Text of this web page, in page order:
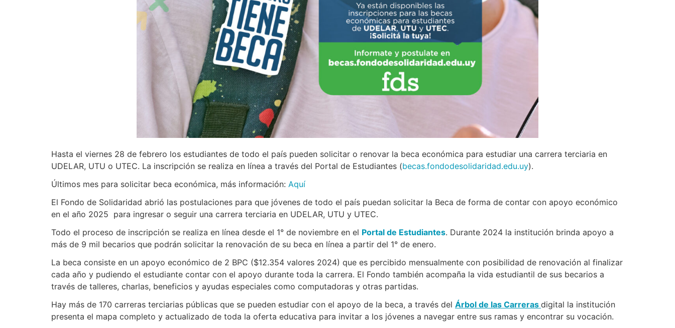
Hasta el viernes 28 de febrero los estudiantes de todo el país pueden solicitar o renovar la beca económica para estudiar una carrera terciaria en
UDELAR, UTU o UTEC. La inscripción se realiza en línea a través del Portal de Estudiantes (becas.fondodesolidaridad.edu.uy).
Últimos mes para solicitar beca económica, más información: Aquí
El Fondo de Solidaridad abrió las postulaciones para que jóvenes de todo el país puedan solicitar la Beca de forma de contar con apoyo económico
en el año 2025 para ingresar o seguir una carrera terciaria en UDELAR, UTU y UTEC.
Todo el proceso de inscripción se realiza en línea desde el 1° de noviembre en el Portal de Estudiantes. Durante 2024 la institución brinda apoyo a
más de 9 mil becarios que podrán solicitar la renovación de su beca en línea a partir del 1° de enero.
La beca consiste en un apoyo económico de 2 BPC ($12.354 valores 2024) que es percibido mensualmente con posibilidad de renovación al finalizar
cada año y pudiendo el estudiante contar con el apoyo durante toda la carrera. El Fondo también acompaña la vida estudiantil de sus becarios a
través de talleres, charlas, beneficios y ayudas especiales como computadoras y otras partidas.
Hay más de 170 carreras terciarias públicas que se pueden estudiar con el apoyo de la beca, a través del Árbol de las Carreras digital la institución
presenta el mapa completo y actualizado de toda la oferta educativa para invitar a los jóvenes a navegar entre sus ramas y encontrar su vocación.